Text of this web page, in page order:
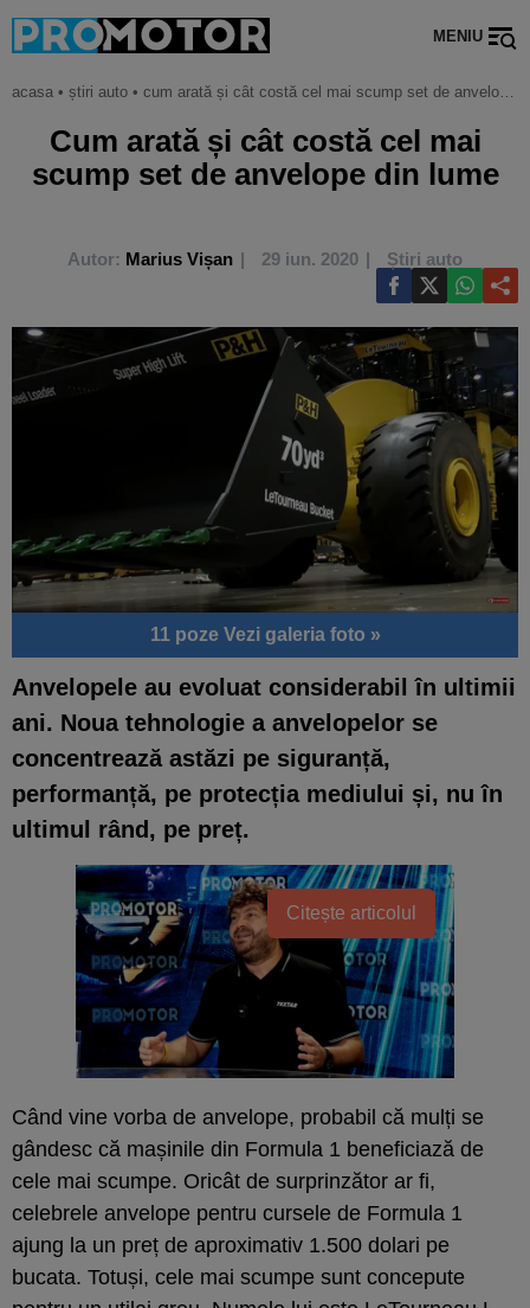
MENIU
acasa • știri auto • cum arată și cât costă cel mai scump set de anvelope din lume
Cum arată și cât costă cel mai
scump set de anvelope din lume
Autor: Marius Vișan 29 iun. 2020 Știri auto
11 poze Vezi galeria foto »
Anvelopele au evoluat considerabil în ultimii
ani. Noua tehnologie a anvelopelor se
concentrează astăzi pe siguranță,
performanță, pe protecția mediului și, nu în
ultimul rând, pe preț.
Citește articolul
Când vine vorba de anvelope, probabil că mulți se
gândesc că mașinile din Formula 1 beneficiază de
cele mai scumpe. Oricât de surprinzător ar fi,
celebrele anvelope pentru cursele de Formula 1
ajung la un preț de aproximativ 1.500 dolari pe
bucata. Totuși, cele mai scumpe sunt concepute